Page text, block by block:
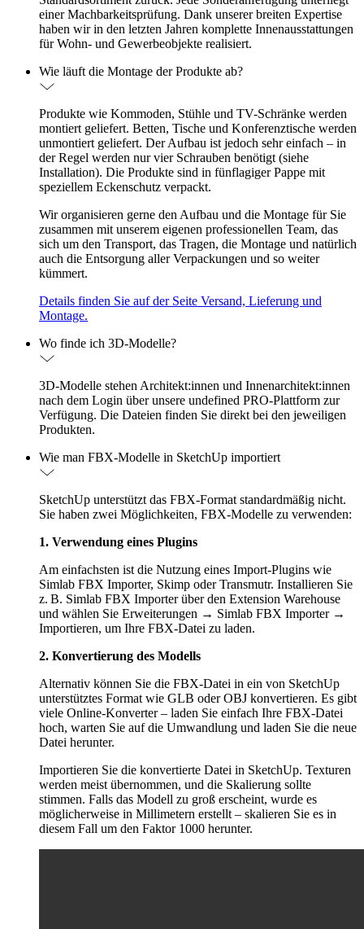
einer Machbarkeitsprüfung. Dank unserer breiten Expertise
haben wir in den letzten Jahren komplette Innenausstattungen
für Wohn- und Gewerbeobjekte realisiert.
Wie läuft die Montage der Produkte ab?
Produkte wie Kommoden, Stühle und TV-Schränke werden
montiert geliefert. Betten, Tische und Konferenztische werden
unmontiert geliefert. Der Aufbau ist jedoch sehr einfach – in
der Regel werden nur vier Schrauben benötigt (siehe
Installation). Die Produkte sind in fünflagiger Pappe mit
speziellem Eckenschutz verpackt.
Wir organisieren gerne den Aufbau und die Montage für Sie
zusammen mit unserem eigenen professionellen Team, das
sich um den Transport, das Tragen, die Montage und natürlich
auch die Entsorgung aller Verpackungen und so weiter
kümmert.
Details finden Sie auf der Seite Versand, Lieferung und
Montage.
Wo finde ich 3D-Modelle?
3D-Modelle stehen Architekt:innen und Innenarchitekt:innen
nach dem Login über unsere undefined PRO-Plattform zur
Verfügung. Die Dateien finden Sie direkt bei den jeweiligen
Produkten.
Wie man FBX-Modelle in SketchUp importiert
SketchUp unterstützt das FBX-Format standardmäßig nicht.
Sie haben zwei Möglichkeiten, FBX-Modelle zu verwenden:
1. Verwendung eines Plugins
Am einfachsten ist die Nutzung eines Import-Plugins wie
Simlab FBX Importer, Skimp oder Transmutr. Installieren Sie
z. B. Simlab FBX Importer über den Extension Warehouse
und wählen Sie Erweiterungen → Simlab FBX Importer →
Importieren, um Ihre FBX-Datei zu laden.
2. Konvertierung des Modells
Alternativ können Sie die FBX-Datei in ein von SketchUp
unterstütztes Format wie GLB oder OBJ konvertieren. Es gibt
viele Online-Konverter – laden Sie einfach Ihre FBX-Datei
hoch, warten Sie auf die Umwandlung und laden Sie die neue
Datei herunter.
Importieren Sie die konvertierte Datei in SketchUp. Texturen
werden meist übernommen, und die Skalierung sollte
stimmen. Falls das Modell zu groß erscheint, wurde es
möglicherweise in Millimetern erstellt – skalieren Sie es in
diesem Fall um den Faktor 1000 herunter.